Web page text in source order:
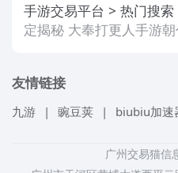
手游交易平台 热门搜索
定揭秘 大奉打更人手游
友情链接
九游 | 豌豆荚 | biubiu加速
广州交易猫信